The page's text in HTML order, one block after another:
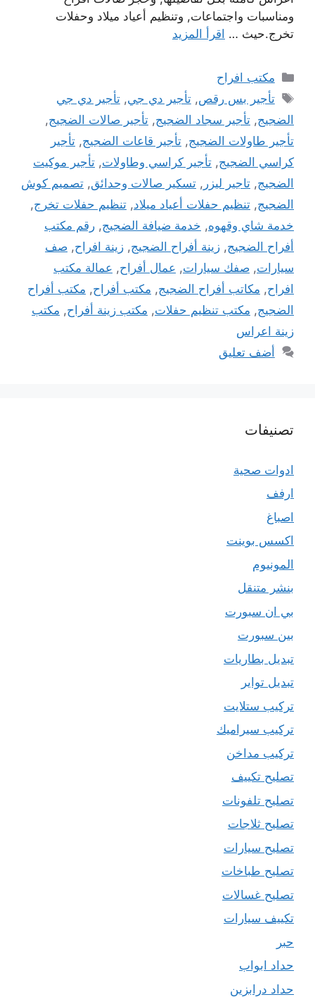
ومناسبات واجتماعات, وتنظيم أعياد ميلاد وحفلات
تخرج.حيث … اقرأ المزيد
التصنيفات
مكتب افراح
الوسوم
تأجير بس رقص,تأجير دي جي,تأجير دي جي
الضجيج, تأجير سجاد الضجيج, تأجير صالات الضجيج,
تأجير طاولات الضجيج, تأجير قاعات الضجيج, تأجير
كراسي الضجيج, تأجير كراسي وطاولات, تأجير موكيت
الضجيج, تاجير ليزر , تسكير صالات وحدائق, تصميم كوش
الضجيج, تنظيم حفلات أعياد ميلاد, تنظيم حفلات تخرج,
خدمة شاي وقهوه, خدمة ضيافة الضجيج, رقم مكتب
أفراح الضجيج, زينة أفراح الضجيج, زينة افراح, صف
سيارات, صفك سيارات, عمال أفراح, عمالة مكتب
افراح, مكاتب أفراح الضجيج, مكتب أفراح, مكتب أفراح
الضجيج, مكتب تنظيم حفلات, مكتب زينة أفراح, مكتب
زينة اعراس
أضف تعليق
تصنيفات
ادوات صحية
ارفف
اصباغ
اكسس بوينت
المونيوم
بنشر متنقل
بي ان سبورت
بين سبورت
تبديل بطاريات
تبديل تواير
تركيب ستلايت
تركيب سيراميك
تركيب مداخن
تصليح تكييف
تصليح تلفونات
تصليح ثلاجات
تصليح سيارات
تصليح طباخات
تصليح غسالات
تكييف سيارات
حبر
حداد ابواب
حداد درابزين